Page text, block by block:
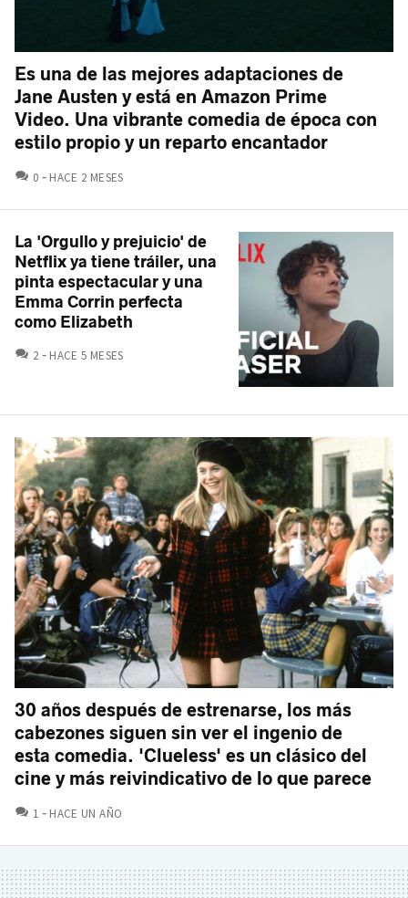
Es una de las mejores adaptaciones de
Jane Austen y está en Amazon Prime
Video. Una vibrante comedia de época con
estilo propio y un reparto encantador
0 COMENTARIOS
HACE 2 MESES
La 'Orgullo y prejuicio' de
Netflix ya tiene tráiler, una
pinta espectacular y una
Emma Corrin perfecta
como Elizabeth
2 COMENTARIOS
HACE 5 MESES
30 años después de estrenarse, los más
cabezones siguen sin ver el ingenio de
esta comedia. 'Clueless' es un clásico del
cine y más reivindicativo de lo que parece
1 COMENTARIOS
HACE UN AÑO